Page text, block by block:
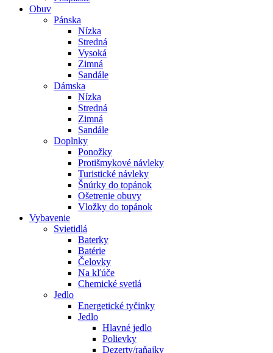
Obuv
Pánska
Nízka
Stredná
Vysoká
Zimná
Sandále
Dámska
Nízka
Stredná
Zimná
Sandále
Doplnky
Ponožky
Protišmykové návleky
Turistické návleky
Šnúrky do topánok
Ošetrenie obuvy
Vložky do topánok
Vybavenie
Svietidlá
Baterky
Batérie
Čelovky
Na kľúče
Chemické svetlá
Jedlo
Energetické tyčinky
Jedlo
Hlavné jedlo
Polievky
Dezerty/raňajky